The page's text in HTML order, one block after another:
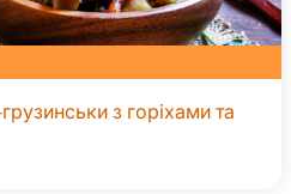
з горіхами та